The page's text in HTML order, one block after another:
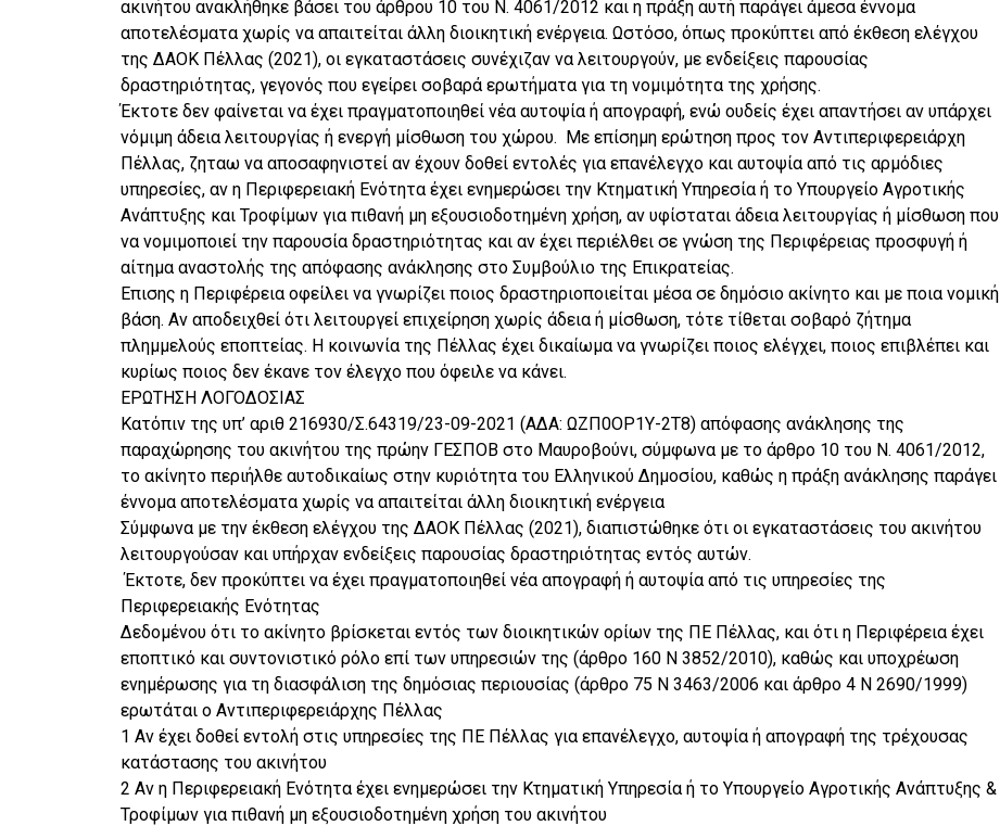
ακινήτου ανακλήθηκε βάσει του άρθρου 10 του Ν. 4061/2012 και η πράξη αυτή παράγει άμεσα έννομα
αποτελέσματα χωρίς να απαιτείται άλλη διοικητική ενέργεια. Ωστόσο, όπως προκύπτει από έκθεση ελέγχου
της ΔΑΟΚ Πέλλας (2021), οι εγκαταστάσεις συνέχιζαν να λειτουργούν, με ενδείξεις παρουσίας
δραστηριότητας, γεγονός που εγείρει σοβαρά ερωτήματα για τη νομιμότητα της χρήσης.
Έκτοτε δεν φαίνεται να έχει πραγματοποιηθεί νέα αυτοψία ή απογραφή, ενώ ουδείς έχει απαντήσει αν υπάρχει
νόμιμη άδεια λειτουργίας ή ενεργή μίσθωση του χώρου. Με επίσημη ερώτηση προς τον Αντιπεριφερειάρχη
Πέλλας, ζηταω να αποσαφηνιστεί αν έχουν δοθεί εντολές για επανέλεγχο και αυτοψία από τις αρμόδιες
υπηρεσίες, αν η Περιφερειακή Ενότητα έχει ενημερώσει την Κτηματική Υπηρεσία ή το Υπουργείο Αγροτικής
Ανάπτυξης και Τροφίμων για πιθανή μη εξουσιοδοτημένη χρήση, αν υφίσταται άδεια λειτουργίας ή μίσθωση που
να νομιμοποιεί την παρουσία δραστηριότητας και αν έχει περιέλθει σε γνώση της Περιφέρειας προσφυγή ή
αίτημα αναστολής της απόφασης ανάκλησης στο Συμβούλιο της Επικρατείας.
Επισης η Περιφέρεια οφείλει να γνωρίζει ποιος δραστηριοποιείται μέσα σε δημόσιο ακίνητο και με ποια νομική
βάση. Αν αποδειχθεί ότι λειτουργεί επιχείρηση χωρίς άδεια ή μίσθωση, τότε τίθεται σοβαρό ζήτημα
πλημμελούς εποπτείας. Η κοινωνία της Πέλλας έχει δικαίωμα να γνωρίζει ποιος ελέγχει, ποιος επιβλέπει και
κυρίως ποιος δεν έκανε τον έλεγχο που όφειλε να κάνει.
ΕΡΩΤΗΣΗ ΛΟΓΟΔΟΣΙΑΣ
Κατόπιν της υπ’ αριθ 216930/Σ.64319/23-09-2021 (ΑΔΑ: ΩΖΠ0ΟΡ1Υ-2Τ8) απόφασης ανάκλησης της
παραχώρησης του ακινήτου της πρώην ΓΕΣΠΟΒ στο Μαυροβούνι, σύμφωνα με το άρθρο 10 του Ν. 4061/2012,
το ακίνητο περιήλθε αυτοδικαίως στην κυριότητα του Ελληνικού Δημοσίου, καθώς η πράξη ανάκλησης παράγει
έννομα αποτελέσματα χωρίς να απαιτείται άλλη διοικητική ενέργεια
Σύμφωνα με την έκθεση ελέγχου της ΔΑΟΚ Πέλλας (2021), διαπιστώθηκε ότι οι εγκαταστάσεις του ακινήτου
λειτουργούσαν και υπήρχαν ενδείξεις παρουσίας δραστηριότητας εντός αυτών.
Έκτοτε, δεν προκύπτει να έχει πραγματοποιηθεί νέα απογραφή ή αυτοψία από τις υπηρεσίες της
Περιφερειακής Ενότητας
Δεδομένου ότι το ακίνητο βρίσκεται εντός των διοικητικών ορίων της ΠΕ Πέλλας, και ότι η Περιφέρεια έχει
εποπτικό και συντονιστικό ρόλο επί των υπηρεσιών της (άρθρο 160 Ν 3852/2010), καθώς και υποχρέωση
ενημέρωσης για τη διασφάλιση της δημόσιας περιουσίας (άρθρο 75 Ν 3463/2006 και άρθρο 4 Ν 2690/1999)
ερωτάται ο Αντιπεριφερειάρχης Πέλλας
1 Αν έχει δοθεί εντολή στις υπηρεσίες της ΠΕ Πέλλας για επανέλεγχο, αυτοψία ή απογραφή της τρέχουσας
κατάστασης του ακινήτου
2 Αν η Περιφερειακή Ενότητα έχει ενημερώσει την Κτηματική Υπηρεσία ή το Υπουργείο Αγροτικής Ανάπτυξης &
Τροφίμων για πιθανή μη εξουσιοδοτημένη χρήση του ακινήτου